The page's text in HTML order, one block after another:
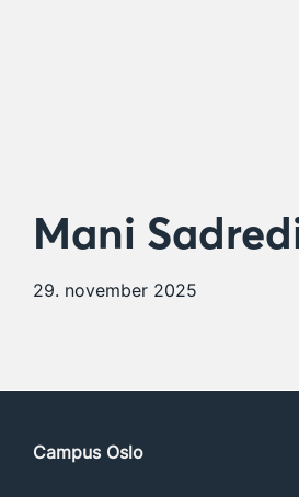
Mani
29. november 2025
Campus Oslo